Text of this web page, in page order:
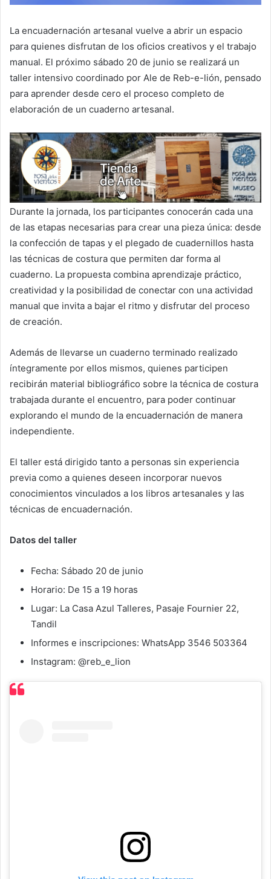
La encuadernación artesanal vuelve a abrir un espacio
para quienes disfrutan de los oficios creativos y el trabajo
manual. El próximo sábado 20 de junio se realizará un
taller intensivo coordinado por Ale de Reb-e-lión, pensado
para aprender desde cero el proceso completo de
elaboración de un cuaderno artesanal.
Durante la jornada, los participantes conocerán cada una
de las etapas necesarias para crear una pieza única: desde
la confección de tapas y el plegado de cuadernillos hasta
las técnicas de costura que permiten dar forma al
cuaderno. La propuesta combina aprendizaje práctico,
creatividad y la posibilidad de conectar con una actividad
manual que invita a bajar el ritmo y disfrutar del proceso
de creación.
Además de llevarse un cuaderno terminado realizado
íntegramente por ellos mismos, quienes participen
recibirán material bibliográfico sobre la técnica de costura
trabajada durante el encuentro, para poder continuar
explorando el mundo de la encuadernación de manera
independiente.
El taller está dirigido tanto a personas sin experiencia
previa como a quienes deseen incorporar nuevos
conocimientos vinculados a los libros artesanales y las
técnicas de encuadernación.
Datos del taller
Fecha: Sábado 20 de junio
Horario: De 15 a 19 horas
Lugar: La Casa Azul Talleres, Pasaje Fournier 22,
Tandil
Informes e inscripciones: WhatsApp 3546 503364
Instagram: @reb_e_lion